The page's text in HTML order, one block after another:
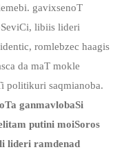
gavixsenoT
libiis lideri
romlebzec haagis
da maT mokle
politikuri saqmianoba.
ganmavlobaSi
putini moiSoros
lideri ramdenad